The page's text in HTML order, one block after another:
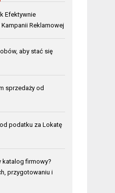
Efektywnie
Reklamowej
aby stać się
sprzedaży od
podatku za Lokatę
firmowy?
przygotowaniu i